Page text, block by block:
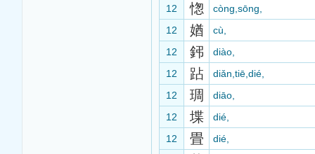
12
愡
còng,sōng,
12
媨
cù,
12
鈟
diào,
12
跕
diǎn,tiē,dié,
12
琱
diāo,
12
堞
dié,
12
畳 dié,